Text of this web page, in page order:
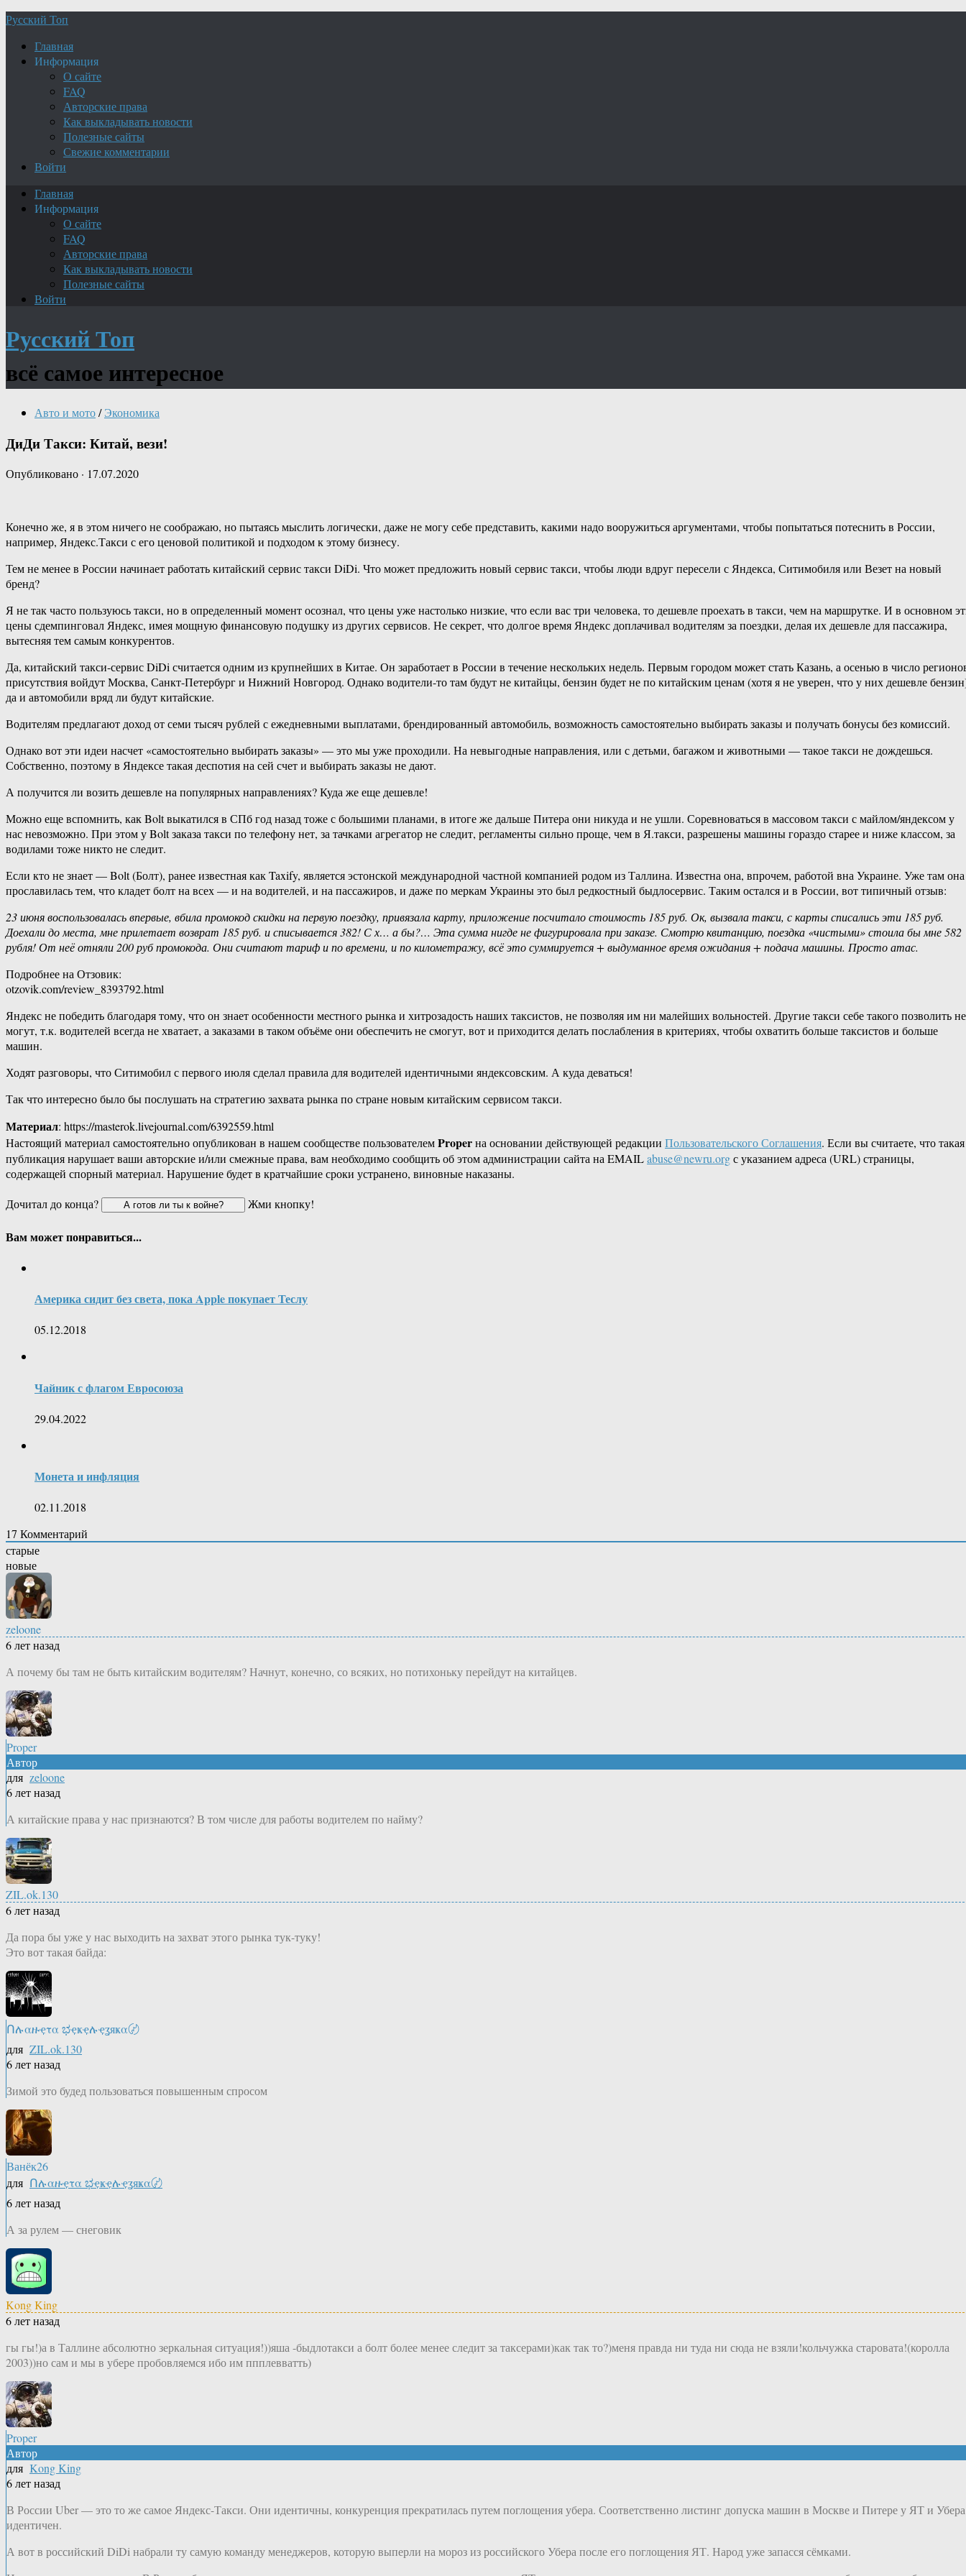
Русский Топ
Главная
Информация
О сайте
FAQ
Авторские права
Как выкладывать новости
Полезные сайты
Свежие комментарии
Войти
Главная
Информация
О сайте
FAQ
Авторские права
Как выкладывать новости
Полезные сайты
Войти
Русский Топ
всё самое интересное
Авто и мото/ Экономика
ДиДи Такси: Китай, вези!
Опубликовано · 17.07.2020
Конечно же, я в этом ничего не соображаю, но пытаясь мыслить логически, даже не могу себе представить, какими надо вооружиться аргументами, чтобы попытаться потеснить в России,
например, Яндекс.Такси с его ценовой политикой и подходом к этому бизнесу.
Тем не менее в России начинает работать китайский сервис такси DiDi. Что может предложить новый сервис такси, чтобы люди вдруг пересели с Яндекса, Ситимобиля или Везет на новый
бренд?
Я не так часто пользуюсь такси, но в определенный момент осознал, что цены уже настолько низкие, что если вас три человека, то дешевле проехать в такси, чем на маршрутке. И в основном
цены сдемпинговал Яндекс, имея мощную финансовую подушку из других сервисов. Не секрет, что долгое время Яндекс доплачивал водителям за поездки, делая их дешевле для пассажира,
вытесняя тем самым конкурентов.
Да, китайский такси-сервис DiDi считается одним из крупнейших в Китае. Он заработает в России в течение нескольких недель. Первым городом может стать Казань, а осенью в число
присутствия войдут Москва, Санкт-Петербург и Нижний Новгород. Однако водители-то там будут не китайцы, бензин будет не по китайским ценам (хотя я не уверен, что у них дешевле
да и автомобили вряд ли будут китайские.
Водителям предлагают доход от семи тысяч рублей с ежедневными выплатами, брендированный автомобиль, возможность самостоятельно выбирать заказы и получать бонусы без комиссий.
Однако вот эти идеи насчет «самостоятельно выбирать заказы» — это мы уже проходили. На невыгодные направления, или с детьми, багажом и животными — такое такси не дождешься.
Собственно, поэтому в Яндексе такая деспотия на сей счет и выбирать заказы не дают.
А получится ли возить дешевле на популярных направлениях? Куда же еще дешевле!
Можно еще вспомнить, как Bolt выкатился в СПб год назад тоже с большими планами, в итоге же дальше Питера они никуда и не ушли. Соревноваться в массовом такси с майлом/яндексом у
нас невозможно. При этом у Bolt заказа такси по телефону нет, за тачками агрегатор не следит, регламенты сильно проще, чем в Я.такси, разрешены машины гораздо старее и ниже классом, за
водилами тоже никто не следит.
Если кто не знает — Bolt (Болт), ранее известная как Taxify, является эстонской международной частной компанией родом из Таллина. Известна она, впрочем, работой вна Украине. Уже там она
прославилась тем, что кладет болт на всех — и на водителей, и на пассажиров, и даже по меркам Украины это был редкостный быдлосервис. Таким остался и в России, вот типичный отзыв:
23 июня воспользовалась впервые, вбила промокод скидки на первую поездку, привязала карту, приложение посчитало стоимость 185 руб. Ок, вызвала такси, с карты списались эти 185 руб.
Доехали до места, мне прилетает возврат 185 руб. и списывается 382! С х… а бы?… Эта сумма нигде не фигурировала при заказе. Смотрю квитанцию, поездка «чистыми» стоила бы мне 582
рубля! От неё отняли 200 руб промокода. Они считают тариф и по времени, и по километражу, всё это суммируется + выдуманное время ожидания + подача машины. Просто атас.
Подробнее на Отзовик:
otzovik.com/review_8393792.html
Яндекс не победить благодаря тому, что он знает особенности местного рынка и хитрозадость наших таксистов, не позволяя им ни малейших вольностей. Другие такси себе такого позволить не
могут, т.к. водителей всегда не хватает, а заказами в таком объёме они обеспечить не смогут, вот и приходится делать послабления в критериях, чтобы охватить больше таксистов и больше
машин.
Ходят разговоры, что Ситимобил с первого июля сделал правила для водителей идентичными яндексовским. А куда деваться!
Так что интересно было бы послушать на стратегию захвата рынка по стране новым китайским сервисом такси.
Материал: https://masterok.livejournal.com/6392559.html
Настоящий материал самостоятельно опубликован в нашем сообществе пользователемProperна основании действующей редакции Пользовательского Соглашения. Если вы считаете, что такая
публикация нарушает ваши авторские и/или смежные права, вам необходимо сообщить об этом администрации сайта на EMAILabuse@newru.orgс указанием адреса (URL) страницы,
содержащей спорный материал. Нарушение будет в кратчайшие сроки устранено, виновные наказаны.
Дочитал до конца?
Жми кнопку!
Вам может понравиться...
Америка сидит без света, пока Apple покупает Теслу
05.12.2018
Чайник с флагом Евросоюза
29.04.2022
Монета и инфляция
02.11.2018
17 Комментарий
старые
новые
zeloone
6 лет назад
А почему бы там не быть китайским водителям? Начнут, конечно, со всяких, но потихоньку перейдут на китайцев.
Proper
Автор
для zeloone
6 лет назад
А китайские права у нас признаются? В том числе для работы водителем по найму?
ZIL.ok.130
6 лет назад
Да пора бы уже у нас выходить на захват этого рынка тук-туку!
Это вот такая байда:
Ոሉαዙҿτα ಭҿҝҿሉҿʓяҝα〄
для ZIL.ok.130
6 лет назад
Зимой это будед пользоваться повышенным спросом
Ванёк26
для Ոሉαዙҿτα ಭҿҝҿሉҿʓяҝα〄
6 лет назад
А за рулем — снеговик
Kong King
6 лет назад
гы гы!)а в Таллине абсолютно зеркальная ситуация!))яша -быдлотакси а болт более менее следит за таксерами)как так то?)меня правда ни туда ни сюда не взяли!кольчужка старовата!(королла
2003))но сам и мы в убере пробовляемся ибо им ппплевватть)
Proper
Автор
для Kong King
6 лет назад
В России Uber — это то же самое Яндекс-Такси. Они идентичны, конкуренция прекратилась путем поглощения убера. Соответственно листинг допуска машин в Москве и Питере у ЯТ и Убера
идентичен.
А вот в российский DiDi набрали ту самую команду менеджеров, которую выперли на мороз из российского Убера после его поглощения ЯТ. Народ уже запасся сёмками.